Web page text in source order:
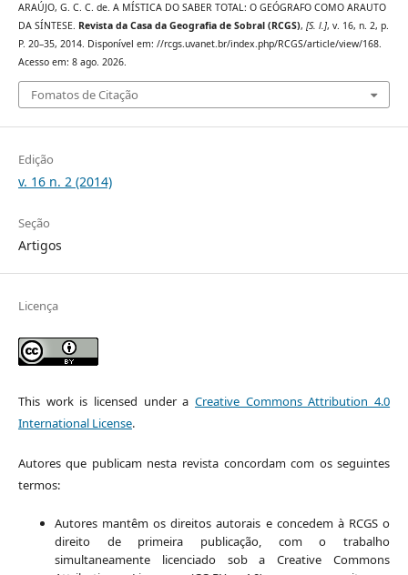
ARAÚJO, G. C. C. de. A MÍSTICA DO SABER TOTAL: O GEÓGRAFO COMO ARAUTO
DA SÍNTESE. Revista da Casa da Geografia de Sobral (RCGS), [S. l.], v. 16, n. 2, p.
P. 20–35, 2014. Disponível em: //rcgs.uvanet.br/index.php/RCGS/article/view/168.
Acesso em: 8 ago. 2026.
Fomatos de Citação
Edição
v. 16 n. 2 (2014)
Seção
Artigos
Licença
This work is licensed under aCreative Commons Attribution 4.0
International License.
Autores que publicam nesta revista concordam com os seguintes
termos:
Autores mantêm os direitos autorais e concedem à RCGS o
direito de primeira publicação, com o trabalho
simultaneamente licenciado sob a Creative Commons